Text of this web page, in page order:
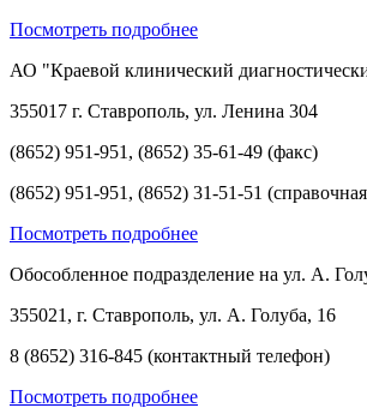
Посмотреть подробнее
АО "Краевой клинический
355017 г. Ставрополь, ул. Ленина 304
(8652) 951-951, (8652) 35-61-49 (факс)
(8652) 951-951, (8652) 31-51-51
Посмотреть подробнее
Обособленное подразделение на ул. А.
355021, г. Ставрополь, ул. А. Голуба, 16
8 (8652) 316-845 (контактный телефон)
Посмотреть подробнее